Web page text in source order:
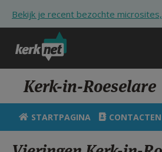
Bekijk je recent bezochte
STARTPAGINA
KERK
VIERINGEN
Kerk-in-Roeselare
STARTPAGINA CONTACTEN